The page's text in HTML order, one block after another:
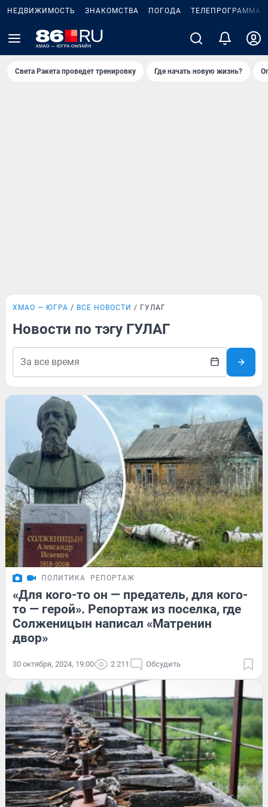
НЕДВИЖИМОСТЬ ЗНАКОМСТВА ПОГОДА ТЕЛЕПРОГРАММА
Света Ракета проведет тренировку Где начать новую жизнь?
ХМАО — ЮГРА ВСЕ НОВОСТИ ГУЛАГ
Новости по тэгу ГУЛАГ
ПОЛИТИКА РЕПОРТАЖ
«Для кого-то он — предатель, для кого-
то — герой». Репортаж из поселка, где
Солженицын написал «Матренин
двор»
30 октября, 2024, 19:00 2 211 Обсудить